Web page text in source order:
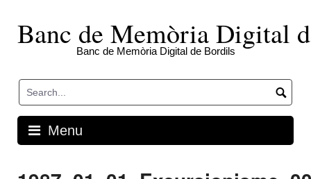
contentBanc de Memòria Digital
Banc de Memòria Digital de Bordils
Menu